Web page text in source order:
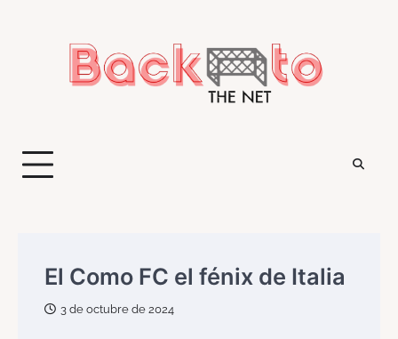
El Como FC el fénix de Italia
3 de octubre de 2024